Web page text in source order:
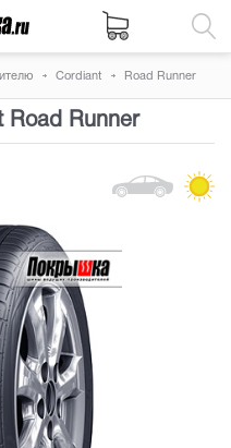
Cordiant Road Runner
Runner